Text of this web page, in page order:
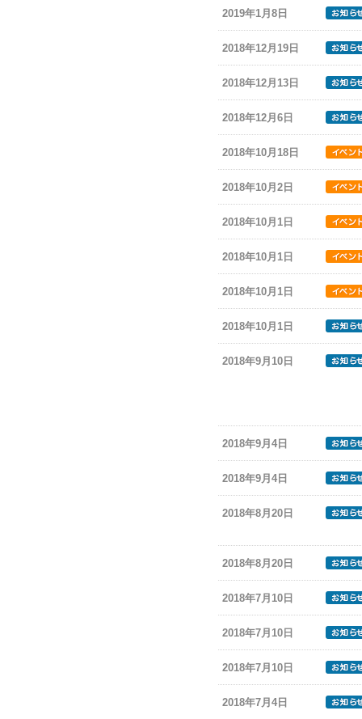
2019年1月8日
2018年12月19日
2018年12月13日
2018年12月6日
2018年10月18日
2018年10月2日
2018年10月1日
2018年10月1日
2018年10月1日
2018年10月1日
2018年9月10日
2018年9月4日
2018年9月4日
2018年8月20日
2018年8月20日
2018年7月10日
2018年7月10日
2018年7月10日
2018年7月4日